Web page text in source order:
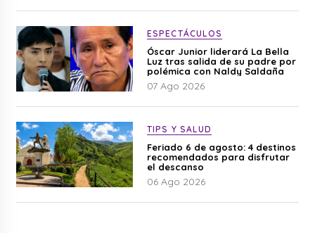
ESPECTÁCULOS
Óscar Junior liderará La Bella
Luz tras salida de su padre por
polémica con Naldy Saldaña
07 Ago 2026
TIPS Y SALUD
Feriado 6 de agosto: 4 destinos
recomendados para disfrutar
el descanso
06 Ago 2026